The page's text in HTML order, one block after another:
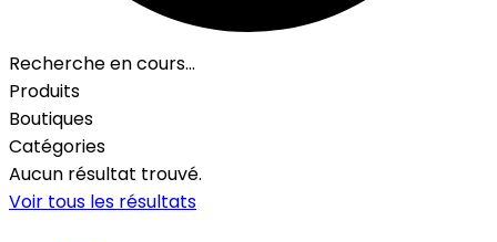
Recherche en cours…
Produits
Boutiques
Catégories
Aucun résultat trouvé.
Voir tous les résultats